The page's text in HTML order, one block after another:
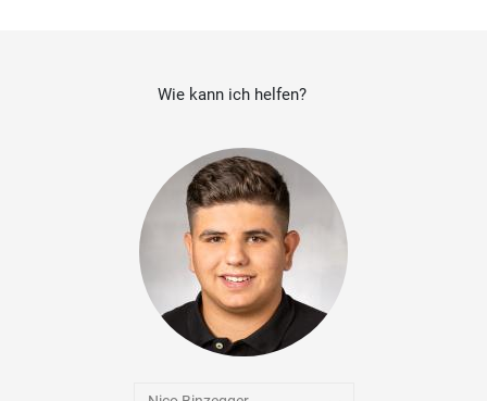
Wie kann ich helfen?